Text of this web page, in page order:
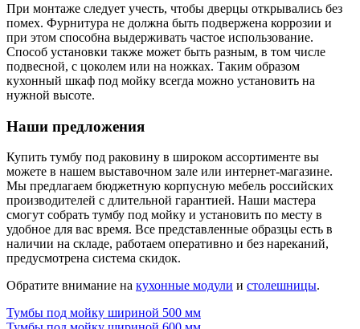
При монтаже следует учесть, чтобы дверцы открывались без
помех. Фурнитура не должна быть подвержена коррозии и
при этом способна выдерживать частое использование.
Способ установки также может быть разным, в том числе
подвесной, с цоколем или на ножках. Таким образом
кухонный шкаф под мойку всегда можно установить на
нужной высоте.
Наши предложения
Купить тумбу под раковину в широком ассортименте вы
можете в нашем выставочном зале или интернет-магазине.
Мы предлагаем бюджетную корпусную мебель российских
производителей с длительной гарантией. Наши мастера
смогут собрать тумбу под мойку и установить по месту в
удобное для вас время. Все представленные образцы есть в
наличии на складе, работаем оперативно и без нареканий,
предусмотрена система скидок.
Обратите внимание на кухонные модули и столешницы.
Тумбы под мойку шириной 500 мм